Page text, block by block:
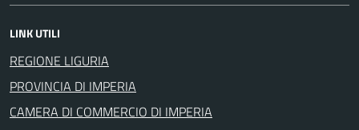
LINK UTILI
REGIONE LIGURIA
PROVINCIA DI IMPERIA
CAMERA DI COMMERCIO DI IMPERIA